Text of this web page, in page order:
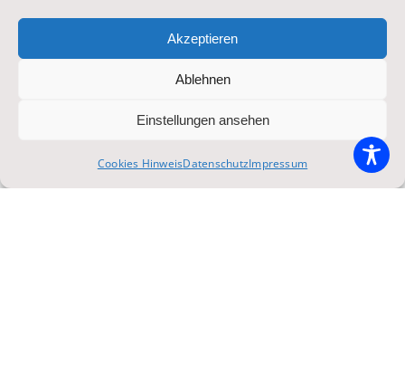
Akzeptieren
Ablehnen
Einstellungen ansehen
Cookies HinweisDatenschutzImpressum
Großes Familien-Maifest am
Chinesischen Turm abgesagt!
Wenn die Goaßlschnoizer knallen und die
Alphörner erklingen, dann ist [...]